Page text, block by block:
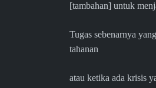
[tambahan] untuk
Tugas sebenarnya
tahanan
atau ketika ada krisis